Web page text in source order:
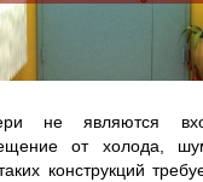
не являются
от холода,
конструкций